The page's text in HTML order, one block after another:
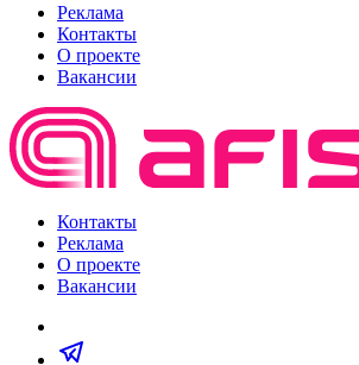
Реклама
Контакты
О проекте
Вакансии
Контакты
Реклама
О проекте
Вакансии